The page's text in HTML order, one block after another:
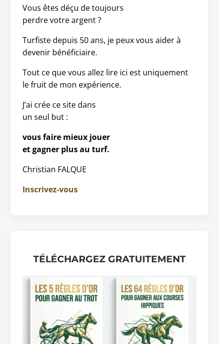
Vous êtes déçu de toujours
perdre votre argent ?
Turfiste depuis 50 ans, je peux vous aider à
devenir bénéficiaire.
Tout ce que vous allez lire ici est uniquement
le fruit de mon expérience.
J’ai crée ce site dans
un seul but :
vous faire mieux jouer
et gagner plus au turf.
Christian FALQUE
Inscrivez-vous
TÉLÉCHARGEZ GRATUITEMENT